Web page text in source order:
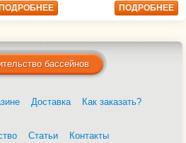
ПОДРОБНЕЕ
бассейнов
Доставка Как заказать?
Статьи Контакты